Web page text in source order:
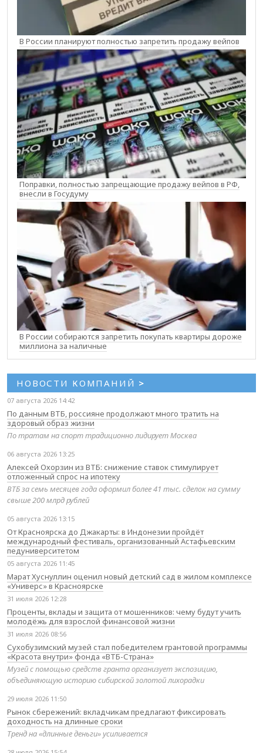
В России планируют полностью запретить продажу вейпов
Поправки, полностью запрещающие продажу вейпов в РФ,
внесли в Госудуму
В России собираются запретить покупать квартиры дороже
миллиона за наличные
НОВОСТИ КОМПАНИЙ >
07 августа 2026 14:42
По данным ВТБ, россияне продолжают много тратить на
здоровый образ жизни
По тратам на спорт традиционно лидирует Москва
06 августа 2026 13:25
Алексей Охорзин из ВТБ: снижение ставок стимулирует
отложенный спрос на ипотеку
ВТБ за семь месяцев года оформил более 41 тыс. сделок на сумму
свыше 200 млрд рублей
05 августа 2026 13:15
От Красноярска до Джакарты: в Индонезии пройдёт
международный фестиваль, организованный Астафьевским
педуниверситетом
05 августа 2026 11:45
Марат Хуснуллин оценил новый детский сад в жилом комплексе
«Универс» в Красноярске
31 июля 2026 12:28
Проценты, вклады и защита от мошенников: чему будут учить
молодёжь для взрослой финансовой жизни
31 июля 2026 08:56
Сухобузимский музей стал победителем грантовой программы
«Красота внутри» фонда «ВТБ-Страна»
Музей с помощью средств гранта организует экспозицию,
объединяющую историю сибирской золотой лихорадки
29 июля 2026 11:50
Рынок сбережений: вкладчикам предлагают фиксировать
доходность на длинные сроки
Тренд на «длинные деньги» усиливается